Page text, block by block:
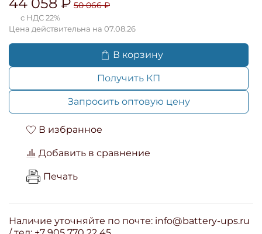
50 066 ₽
с НДС 22%
Цена действительна на 07.08.26
В корзину
Получить КП
Запросить оптовую цену
В избранное
Добавить в сравнение
Печать
Наличие уточняйте по почте: info@battery-ups.ru